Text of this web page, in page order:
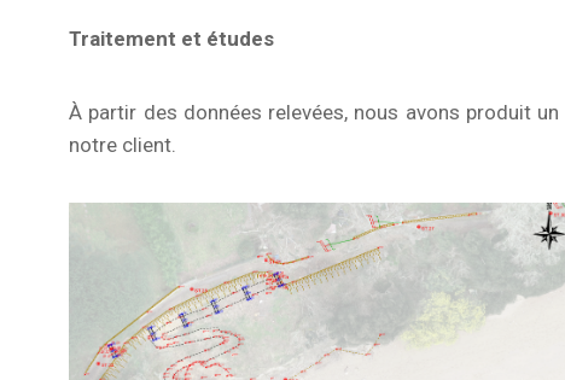
Traitement et études
À partir des données relevées, nous avons produit un
notre client.